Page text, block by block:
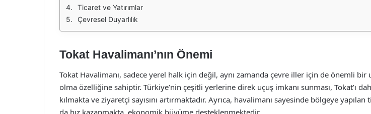
Ticaret ve Yatırımlar
Çevresel Duyarlılık
Tokat Havalimanı’nın Önemi
Tokat Havalimanı, sadece yerel halk için değil, aynı zamanda çevre iller için de önemli bir
olma özelliğine sahiptir. Türkiye’nin çeşitli yerlerine direk uçuş imkanı sunması, Tokat’ı
kılmakta ve ziyaretçi sayısını artırmaktadır. Ayrıca, havalimanı sayesinde bölgeye yapılan
da hız kazanmakta, ekonomik büyüme desteklenmektedir.